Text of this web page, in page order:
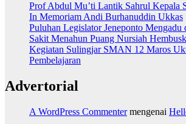
Prof Abdul Mu’ti Lantik Sahrul Kepala
In Memoriam Andi Burhanuddin Ukkas
Puluhan Legislator Jeneponto Mengadu
Sakit Menahun Puang Nursiah
Kegiatan Sulingjar SMAN 12 Maros
Pembelajaran
Advertorial
A WordPress Commentermengenai